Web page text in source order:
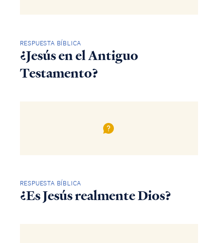
RESPUESTA BÍBLICA
¿Jesús en el Antiguo
Testamento?
RESPUESTA BÍBLICA
¿Es Jesús realmente Dios?